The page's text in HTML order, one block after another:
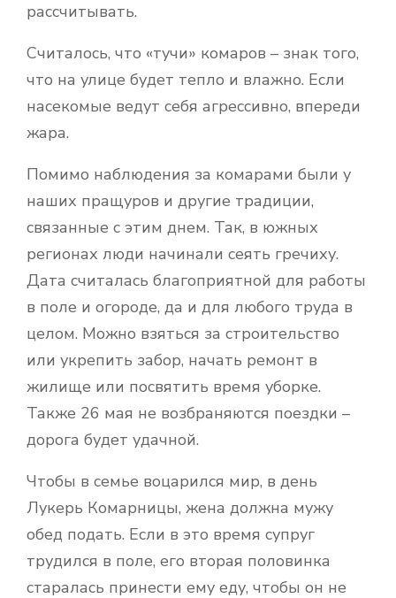
рассчитывать.
Считалось, что «тучи» комаров – знак того,
что на улице будет тепло и влажно. Если
насекомые ведут себя агрессивно, впереди
жара.
Помимо наблюдения за комарами были у
наших пращуров и другие традиции,
связанные с этим днем. Так, в южных
регионах люди начинали сеять гречиху.
Дата считалась благоприятной для работы
в поле и огороде, да и для любого труда в
целом. Можно взяться за строительство
или укрепить забор, начать ремонт в
жилище или посвятить время уборке.
Также 26 мая не возбраняются поездки –
дорога будет удачной.
Чтобы в семье воцарился мир, в день
Лукерь Комарницы, жена должна мужу
обед подать. Если в это время супруг
трудился в поле, его вторая половинка
старалась принести ему еду, чтобы он не